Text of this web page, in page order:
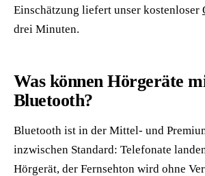
Einschätzung liefert unser kostenloser
drei Minuten.
Was können Hörgeräte
Bluetooth?
Bluetooth ist in der Mittel- und
inzwischen Standard: Telefonate
Hörgerät, der Fernsehton wird ohne